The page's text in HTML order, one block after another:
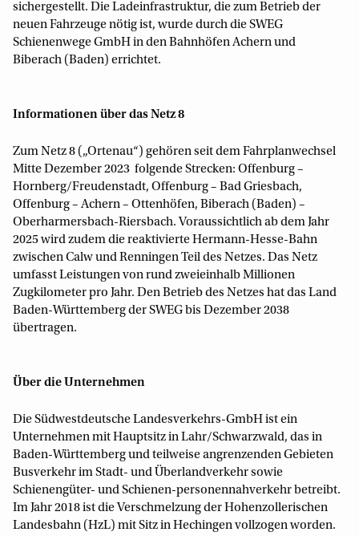
sichergestellt. Die Ladeinfrastruktur, die zum Betrieb der
neuen Fahrzeuge nötig ist, wurde durch die SWEG
Schienenwege GmbH in den Bahnhöfen Achern und
Biberach (Baden) errichtet.
Informationen über das Netz 8
Zum Netz 8 („Ortenau“) gehören seit dem Fahrplanwechsel
Mitte Dezember 2023 folgende Strecken: Offenburg –
Hornberg/Freudenstadt, Offenburg – Bad Griesbach,
Offenburg – Achern – Ottenhöfen, Biberach (Baden) –
Oberharmersbach-Riersbach. Voraussichtlich ab dem Jahr
2025 wird zudem die reaktivierte Hermann-Hesse-Bahn
zwischen Calw und Renningen Teil des Netzes. Das Netz
umfasst Leistungen von rund zweieinhalb Millionen
Zugkilometer pro Jahr. Den Betrieb des Netzes hat das Land
Baden-Württemberg der SWEG bis Dezember 2038
übertragen.
Über die Unternehmen
Die Südwestdeutsche Landesverkehrs-GmbH ist ein
Unternehmen mit Hauptsitz in Lahr/Schwarzwald, das in
Baden-Württemberg und teilweise angrenzenden Gebieten
Busverkehr im Stadt- und Überlandverkehr sowie
Schienengüter- und Schienen-personennahverkehr betreibt.
Im Jahr 2018 ist die Verschmelzung der Hohenzollerischen
Landesbahn (HzL) mit Sitz in Hechingen vollzogen worden.